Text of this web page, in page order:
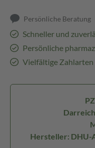
Persönliche Beratung
Schneller und
Persönliche
Vielfältige Zahlarten
Hersteller: DHU-